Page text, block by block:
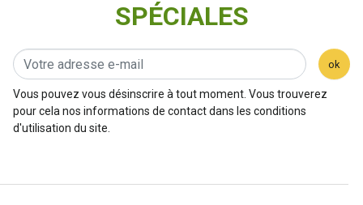
SPÉCIALES
ok
Vous pouvez vous désinscrire à tout moment. Vous trouverez
pour cela nos informations de contact dans les conditions
d'utilisation du site.